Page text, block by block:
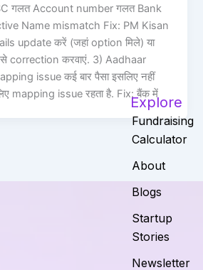
गलत Account number गलत Bank
Name mismatch Fix: PM Kisan
update करें (जहां option मिले) या
correction करवाएं. 3) Aadhaar
issue कई बार पैसा इसलिए नहीं
mapping issue रहता है. Fix: बैंक में
Explore
Fundraising
Calculator
About
Blogs
Startup
Stories
Newsletter